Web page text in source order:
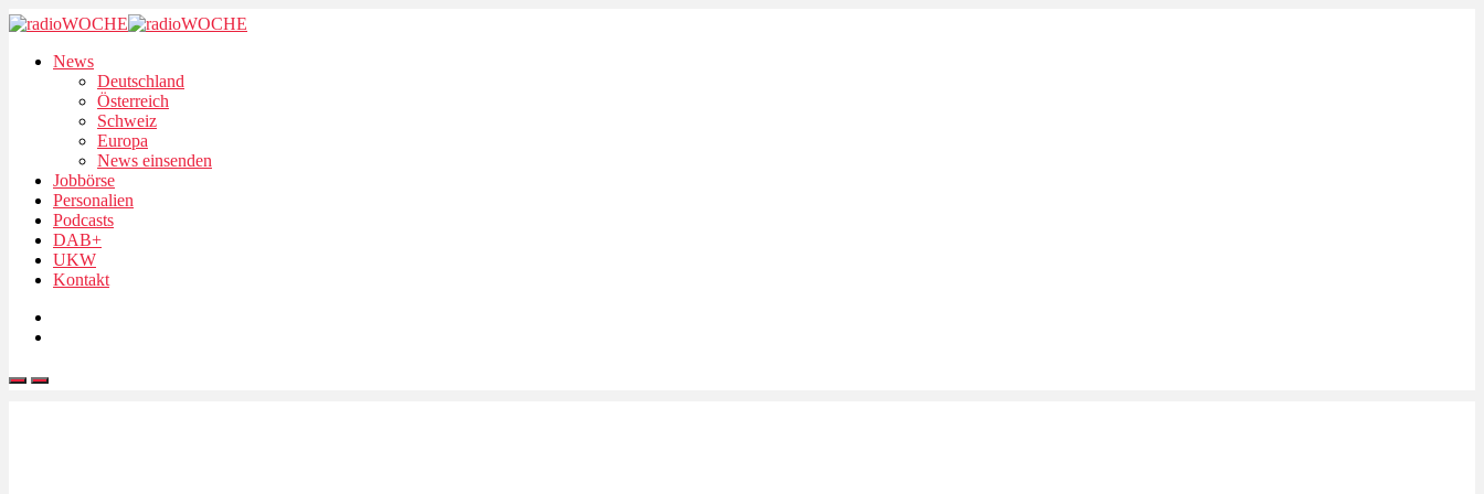
News
Deutschland
Österreich
Schweiz
Europa
News einsenden
Jobbörse
Personalien
Podcasts
DAB+
UKW
Kontakt